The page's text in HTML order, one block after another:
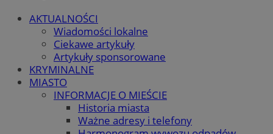
AKTUALNOŚCI
Wiadomości lokalne
Ciekawe artykuły
Artykuły sponsorowane
KRYMINALNE
MIASTO
INFORMACJE O MIEŚCIE
Historia miasta
Ważne adresy i telefony